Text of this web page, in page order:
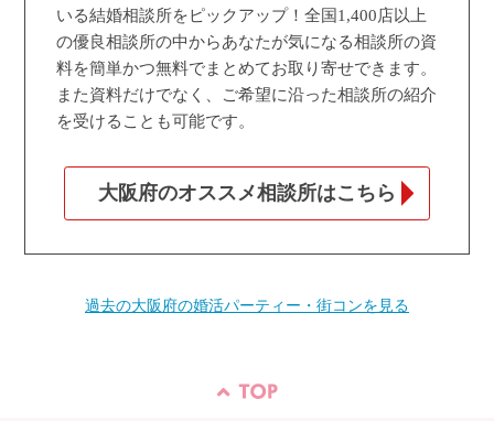
いる結婚相談所をピックアップ！全国1,400店以上
の優良相談所の中からあなたが気になる相談所の資
料を簡単かつ無料でまとめてお取り寄せできます。
また資料だけでなく、ご希望に沿った相談所の紹介
を受けることも可能です。
大阪府のオススメ相談所はこちら
過去の大阪府の婚活パーティー・街コンを見る